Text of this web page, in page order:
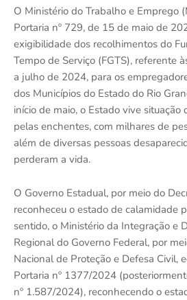
O Ministério do Trabalho e Emprego
Portaria nº 729, de 15 de maio de
exigibilidade dos recolhimentos do
Tempo de Serviço (FGTS), referente
a julho de 2024, para os
dos Municípios do Estado do Rio
início de maio, o Estado vive situação
pelas enchentes, com milhares de
além de diversas pessoas
perderam a vida.
O Governo Estadual, por meio do
reconheceu o estado de calamidade
sentido, o Ministério da Integração e
Regional do Governo Federal, por
Nacional de Proteção e Defesa Civil,
Portaria nº 1377/2024
nº 1.587/2024), reconhecendo o